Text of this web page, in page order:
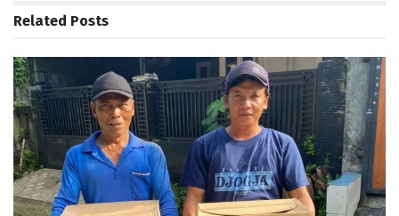
Related Posts